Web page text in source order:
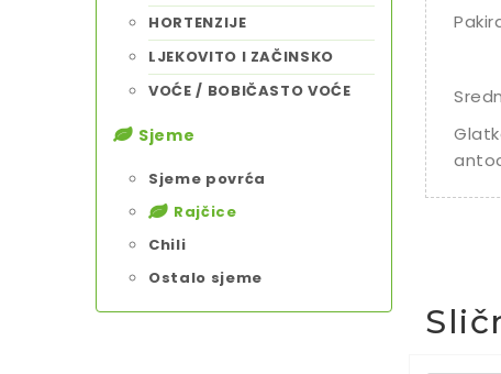
HORTENZIJE
LJEKOVITO I ZAČINSKO
VOĆE / BOBIČASTO VOĆE
Sjeme
Sjeme povrća
Rajčice
Chili
Ostalo sjeme